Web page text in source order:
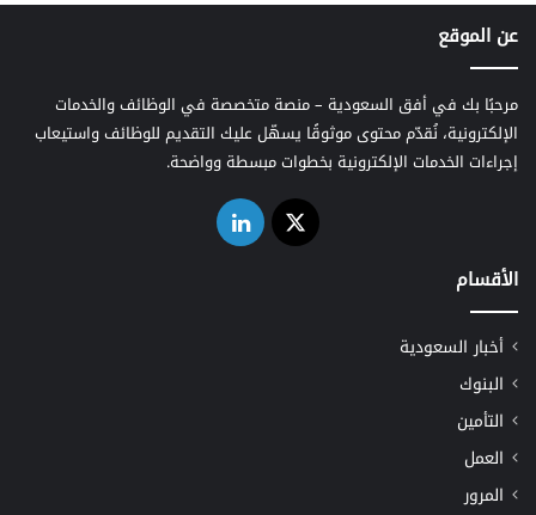
عن الموقع
مرحبًا بك في أفق السعودية – منصة متخصصة في الوظائف والخدمات
الإلكترونية، نُقدّم محتوى موثوقًا يسهّل عليك التقديم للوظائف واستيعاب
إجراءات الخدمات الإلكترونية بخطوات مبسطة وواضحة.
‫X لينكدإن
الأقسام
أخبار السعودية
البنوك
التأمين
العمل
المرور